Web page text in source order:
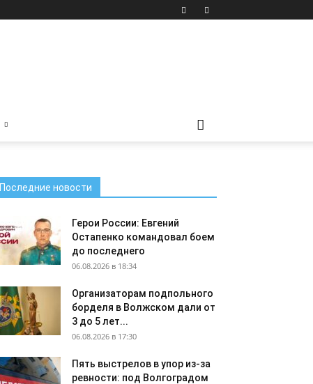
Последние новости
Герои России: Евгений
Остапенко командовал боем
до последнего
06.08.2026 в 18:34
Организаторам подпольного
борделя в Волжском дали от
3 до 5 лет...
06.08.2026 в 17:30
Пять выстрелов в упор из-за
ревности: под Волгоградом